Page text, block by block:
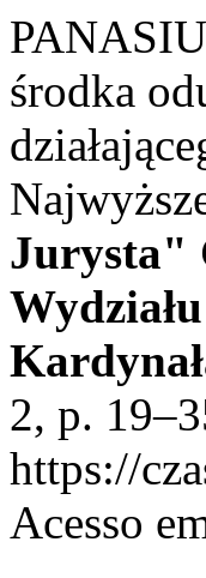
środka
Jurysta"
2, p.
https://
Acesso